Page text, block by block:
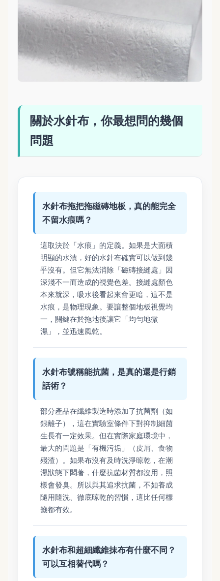
關於水針布，你最想問的幾個
問題
水針布拖把拖磁磚地板，真的能完全
不留水痕嗎？
這取決於「水痕」的定義。如果是大面積
明顯的水漬，好的水針布確實可以做到幾
乎沒有。但它無法消除「磁磚接縫處」因
深淺不一而造成的視覺色差。接縫處顏色
本來就深，吸水後看起來會更暗，這不是
水痕，是物理現象。要讓整個地板視覺均
一，關鍵在於拖地後讓它「均勻地微
濕」，並迅速風乾。
水針布號稱能抗菌，是真的還是行銷
話術？
部分產品在纖維製造時添加了抗菌劑（如
銀離子），這在實驗室條件下對抑制細菌
生長有一定效果。但在實際家庭環境中，
最大的問題是「有機污垢」（皮屑、食物
殘渣）。如果布沒有及時洗淨晾乾，在潮
濕狀態下悶著，什麼抗菌材質都沒用，照
樣會發臭。所以與其追求抗菌，不如養成
隨用隨洗、徹底晾乾的習慣，這比任何標
籤都有效。
水針布和超細纖維抹布有什麼不同？
可以互相替代嗎？